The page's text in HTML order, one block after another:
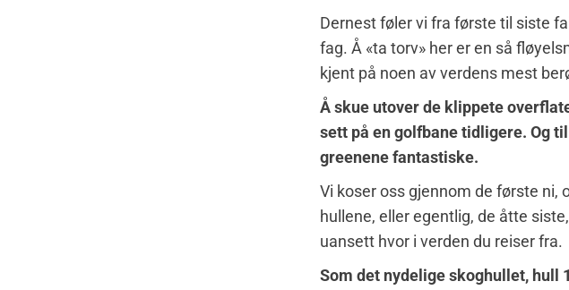
Dernest føler vi fra første til siste
fag. Å «ta torv» her er en så
kjent på noen av verdens mest
Å skue utover de klippete
sett på en golfbane tidligere. Og
greenene fantastiske.
Vi koser oss gjennom de første ni,
hullene, eller egentlig, de åtte
uansett hvor i verden du reiser fra.
Som det nydelige skoghullet, hull